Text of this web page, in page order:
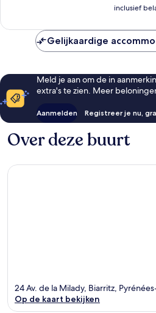
inclusief
Gelijkaardige
Meld je aan om de in
extra's te zien. Meer
Aanmelden Registreer je nu,
Over deze buurt
24 Av. de la Milady, Biarritz,
Op de kaart bekijken